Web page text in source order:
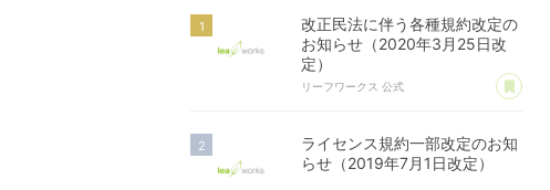
改正民法に伴う各種規約改定の
お知らせ（2020年3月25日改
定）
リーフワークス 公式 あ
ライセンス規約一部改定のお知
らせ（2019年7月1日改定）